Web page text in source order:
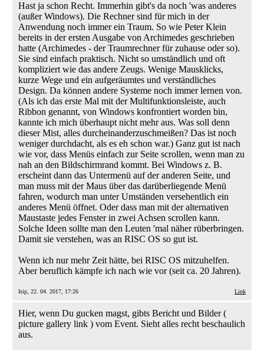
Hast ja schon Recht. Immerhin gibt's da noch 'was anderes
(außer Windows). Die Rechner sind für mich in der
Anwendung noch immer ein Traum. So wie Peter Klein
bereits in der ersten Ausgabe von Archimedes geschrieben
hatte (Archimedes - der Traumrechner für zuhause oder so).
Sie sind einfach praktisch. Nicht so umständlich und oft
kompliziert wie das andere Zeugs. Wenige Mausklicks,
kurze Wege und ein aufgeräumtes und verständliches
Design. Da können andere Systeme noch immer lernen von.
(Als ich das erste Mal mit der Multifunktionsleiste, auch
Ribbon genannt, von Windows konfrontiert worden bin,
kannte ich mich überhaupt nicht mehr aus. Was soll denn
dieser Mist, alles durcheinanderzuschmeißen? Das ist noch
weniger durchdacht, als es eh schon war.) Ganz gut ist nach
wie vor, dass Menüs einfach zur Seite scrollen, wenn man zu
nah an den Bildschirmrand kommt. Bei Windows z. B.
erscheint dann das Untermenü auf der anderen Seite, und
man muss mit der Maus über das darüberliegende Menü
fahren, wodurch man unter Umständen versehentlich ein
anderes Menü öffnet. Oder dass man mit der alternativen
Maustaste jedes Fenster in zwei Achsen scrollen kann.
Solche Ideen sollte man den Leuten 'mal näher rüberbringen.
Damit sie verstehen, was an RISC OS so gut ist.
Wenn ich nur mehr Zeit hätte, bei RISC OS mitzuhelfen.
Aber beruflich kämpfe ich nach wie vor (seit ca. 20 Jahren).
Isip, 22. 04. 2017, 17:26 Link
Hier, wenn Du gucken magst, gibts Bericht und Bilder (
picture gallery link ) vom Event. Sieht alles recht beschaulich
aus.